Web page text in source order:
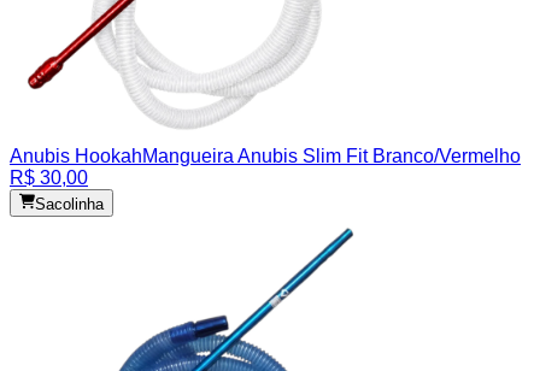
Anubis HookahMangueira Anubis Slim Fit Branco/Vermelho
R$ 30,00
Sacolinha